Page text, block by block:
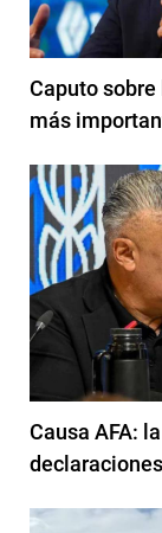
Caputo sobre
más
Causa AFA: